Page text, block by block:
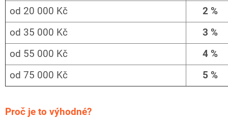
od 20 000 Kč
2 %
od 35 000 Kč
3 %
od 55 000 Kč
4 %
od 75 000 Kč
5 %
Proč je to výhodné?